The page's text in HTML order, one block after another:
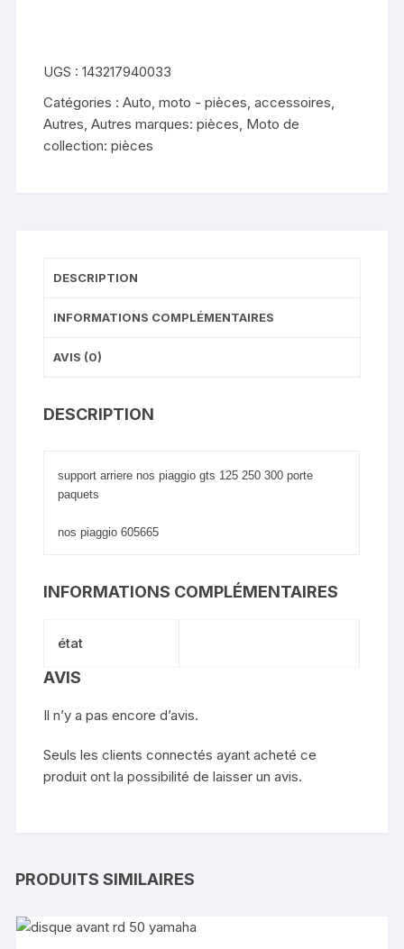
porte
paquets
UGS :143217940033
Catégories :Auto, moto - pièces, accessoires
Autres ,Autres marques: pièces Moto de
collection: pièces
DESCRIPTION
INFORMATIONS COMPLÉMENTAIRES
AVIS (0)
DESCRIPTION
support arriere nos piaggio gts 125 250 300 porte
paquets
nos piaggio 605665
INFORMATIONS COMPLÉMENTAIRES
état
AVIS
Il n’y a pas encore d’avis.
Seuls les clients connectés ayant acheté ce
produit ont la possibilité de laisser un avis.
PRODUITS SIMILAIRES